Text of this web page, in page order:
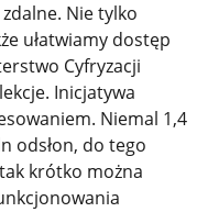
Nie tylko
ułatwiamy dostęp
Cyfryzacji
Inicjatywa
Niemal 1,4
odsłon, do tego
krótko można